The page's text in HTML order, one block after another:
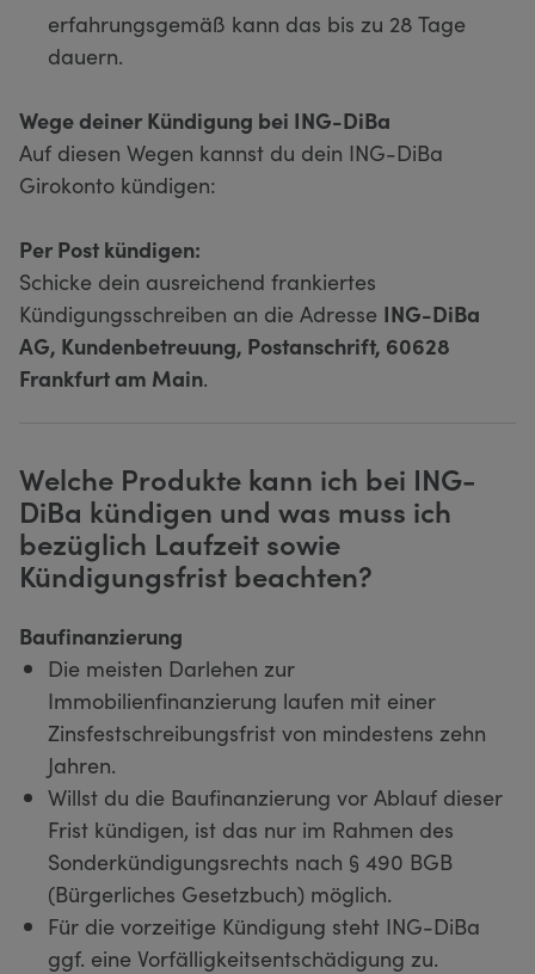
erfahrungsgemäß kann das bis zu 28 Tage
dauern.
Wege deiner Kündigung bei ING-DiBa
Auf diesen Wegen kannst du dein ING-DiBa
Girokonto kündigen:
Per Post kündigen:
Schicke dein ausreichend frankiertes
Kündigungsschreiben an die Adresse ING-DiBa
AG, Kundenbetreuung, Postanschrift, 60628
Frankfurt am Main.
Welche Produkte kann ich bei ING-
DiBa kündigen und was muss ich
bezüglich Laufzeit sowie
Kündigungsfrist beachten?
Baufinanzierung
Die meisten Darlehen zur
Immobilienfinanzierung laufen mit einer
Zinsfestschreibungsfrist von mindestens zehn
Jahren.
Willst du die Baufinanzierung vor Ablauf dieser
Frist kündigen, ist das nur im Rahmen des
Sonderkündigungsrechts nach § 490 BGB
(Bürgerliches Gesetzbuch) möglich.
Für die vorzeitige Kündigung steht ING-DiBa
ggf. eine Vorfälligkeitsentschädigung zu.